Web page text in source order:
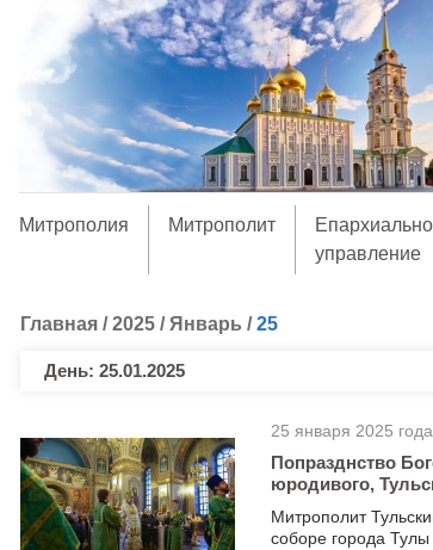
Митрополия Митрополит
управление
Главная /2025 / Январь /25
День: 25.01.2025
25 января 2025 года.
Попразднство
юродивого,
Митрополит
соборе города Тулы